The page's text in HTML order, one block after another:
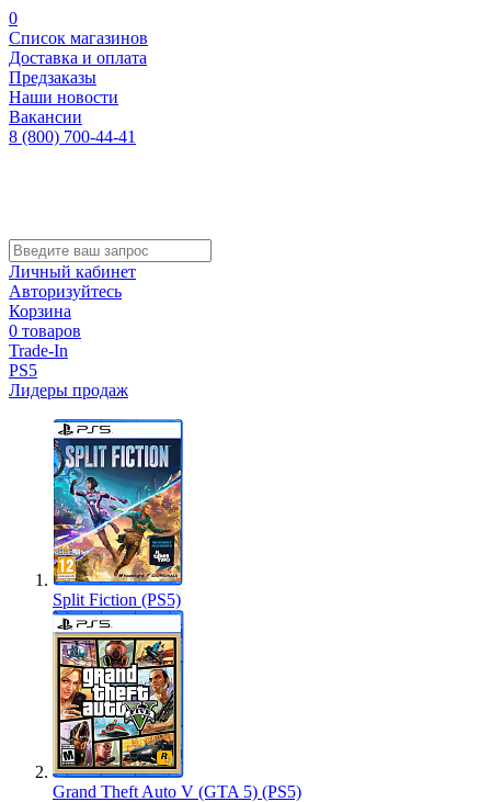
0
Список магазинов
Доставка и оплата
Предзаказы
Наши новости
Вакансии
8 (800) 700-44-41
Личный кабинет
Авторизуйтесь
Корзина
0 товаров
Trade-In
PS5
Лидеры продаж
Split Fiction (PS5)
Grand Theft Auto V (GTA 5) (PS5)